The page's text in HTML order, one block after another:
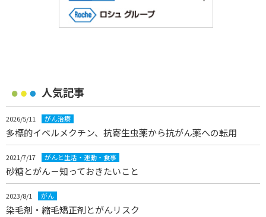
人気記事
2026/5/11 がん治療
多標的イベルメクチン、抗寄生虫薬から抗がん薬への転用
2021/7/17 がんと生活・運動・食事
砂糖とがん－知っておきたいこと
2023/8/1 がん
染毛剤・縮毛矯正剤とがんリスク